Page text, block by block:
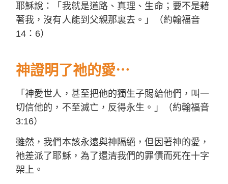
耶穌說：「我就是道路、真理、生命；要不是藉
著我，沒有人能到父親那裏去。」（約翰福音
14：6）
神證明了祂的愛⋯
「神愛世人，甚至把他的獨生子賜給他們，叫一
切信他的，不至滅亡，反得永生。」（約翰福音
3:16）
雖然，我們本該永遠與神隔絕，但因著神的愛，
祂差派了耶穌，為了還清我們的罪債而死在十字
架上。